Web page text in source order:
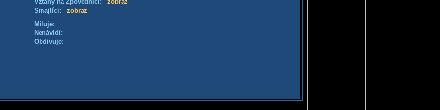
Vztahy na Zpovědnici: zobraz
Smajlíci: zobraz
Miluje:
Nenávidí:
Obdivuje: